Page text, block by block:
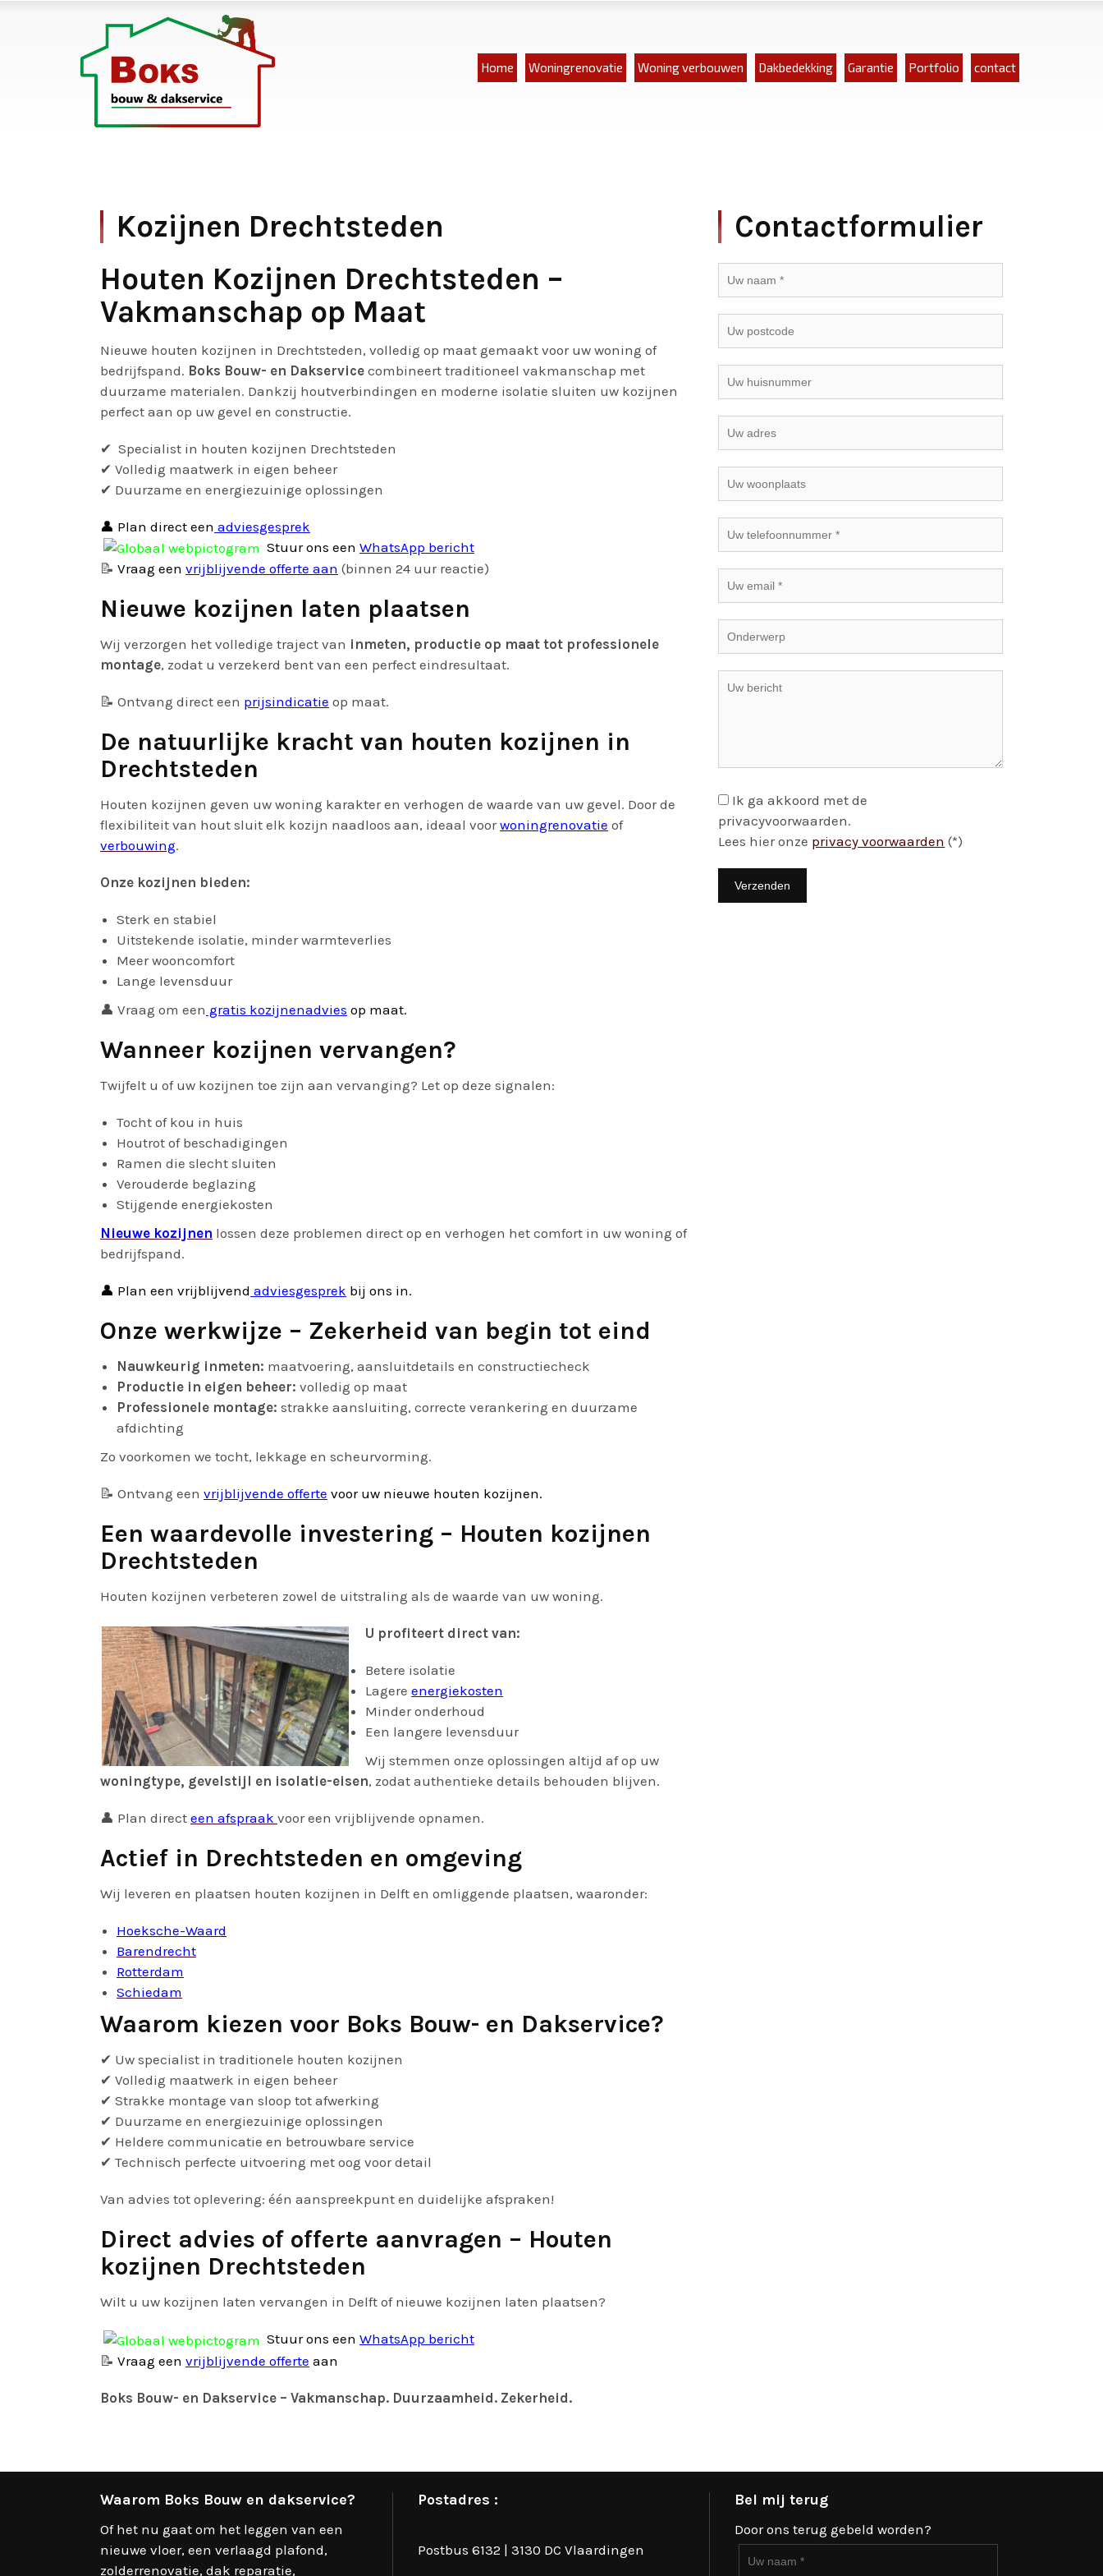
Home Woningrenovatie Woning verbouwen Dakbedekking Garantie Portfolio contact
Kozijnen Drechtsteden
Houten Kozijnen Drechtsteden –
Vakmanschap op Maat
Nieuwe houten kozijnen in Drechtsteden, volledig op maat gemaakt voor uw woning of
bedrijfspand. Boks Bouw- en Dakservice combineert traditioneel vakmanschap met
duurzame materialen. Dankzij houtverbindingen en moderne isolatie sluiten uw kozijnen
perfect aan op uw gevel en constructie.
✔ Specialist in houten kozijnen Drechtsteden
✔ Volledig maatwerk in eigen beheer
✔ Duurzame en energiezuinige oplossingen
👤 Plan direct een adviesgesprek
Stuur ons een WhatsApp bericht
📝 Vraag een vrijblijvende offerte aan (binnen 24 uur reactie)
Nieuwe kozijnen laten plaatsen
Wij verzorgen het volledige traject van inmeten, productie op maat tot professionele
montage, zodat u verzekerd bent van een perfect eindresultaat.
📝 Ontvang direct een prijsindicatie op maat.
De natuurlijke kracht van houten kozijnen in
Drechtsteden
Houten kozijnen geven uw woning karakter en verhogen de waarde van uw gevel. Door de
flexibiliteit van hout sluit elk kozijn naadloos aan, ideaal voorwoningrenovatie of
verbouwing.
Onze kozijnen bieden:
Sterk en stabiel
Uitstekende isolatie, minder warmteverlies
Meer wooncomfort
Lange levensduur
👤 Vraag om een gratis kozijnenadvies op maat.
Wanneer kozijnen vervangen?
Twijfelt u of uw kozijnen toe zijn aan vervanging? Let op deze signalen:
Tocht of kou in huis
Houtrot of beschadigingen
Ramen die slecht sluiten
Verouderde beglazing
Stijgende energiekosten
Nieuwe kozijnen lossen deze problemen direct op en verhogen het comfort in uw woning of
bedrijfspand.
👤 Plan een vrijblijvend adviesgesprek bij ons in.
Onze werkwijze – Zekerheid van begin tot eind
Nauwkeurig inmeten: maatvoering, aansluitdetails en constructiecheck
Productie in eigen beheer: volledig op maat
Professionele montage: strakke aansluiting, correcte verankering en duurzame
afdichting
Zo voorkomen we tocht, lekkage en scheurvorming.
📝 Ontvang een vrijblijvende offerte voor uw nieuwe houten kozijnen.
Een waardevolle investering – Houten kozijnen
Drechtsteden
Houten kozijnen verbeteren zowel de uitstraling als de waarde van uw woning.
U profiteert direct van:
Betere isolatie
Lagere energiekosten
Minder onderhoud
Een langere levensduur
Wij stemmen onze oplossingen altijd af op uw
woningtype, gevelstijl en isolatie-eisen, zodat authentieke details behouden blijven.
👤 Plan direct een afspraak voor een vrijblijvende opnamen.
Actief in Drechtsteden en omgeving
Wij leveren en plaatsen houten kozijnen in Delft en omliggende plaatsen, waaronder:
Hoeksche-Waard
Barendrecht
Rotterdam
Schiedam
Waarom kiezen voor Boks Bouw- en Dakservice?
✔ Uw specialist in traditionele houten kozijnen
✔ Volledig maatwerk in eigen beheer
✔ Strakke montage van sloop tot afwerking
✔ Duurzame en energiezuinige oplossingen
✔ Heldere communicatie en betrouwbare service
✔ Technisch perfecte uitvoering met oog voor detail
Van advies tot oplevering: één aanspreekpunt en duidelijke afspraken!
Direct advies of offerte aanvragen – Houten
kozijnen Drechtsteden
Wilt u uw kozijnen laten vervangen in Delft of nieuwe kozijnen laten plaatsen?
Stuur ons een WhatsApp bericht
📝 Vraag een vrijblijvende offerte aan
Boks Bouw- en Dakservice – Vakmanschap. Duurzaamheid. Zekerheid.
Contactformulier
Ik ga akkoord met de
privacyvoorwaarden.
Lees hier onze privacy voorwaarden (*)
Waarom Boks Bouw en dakservice?
Of het nu gaat om het leggen van een
nieuwe vloer, een verlaagd plafond,
zolderrenovatie, dak reparatie,
Postadres :
Postbus 6132 | 3130 DC Vlaardingen
Bel mij terug
Door ons terug gebeld worden?